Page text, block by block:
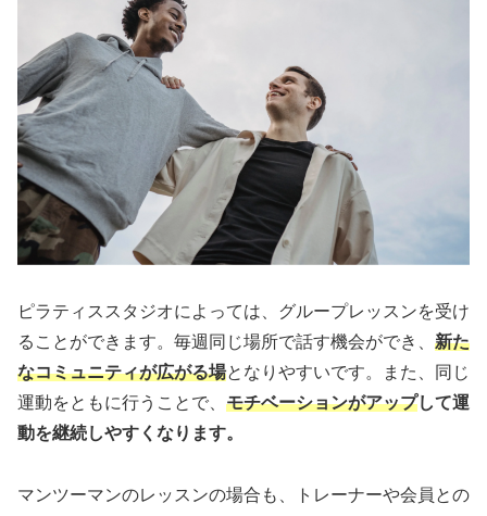
ピラティススタジオによっては、グループレッスンを受け
ることができます。毎週同じ場所で話す機会ができ、 新た
なコミュニティが広がる場となりやすいです。また、同じ
運動をともに行うことで、 モチベーションがアップして運
動を継続しやすくなります。
マンツーマンのレッスンの場合も、トレーナーや会員との